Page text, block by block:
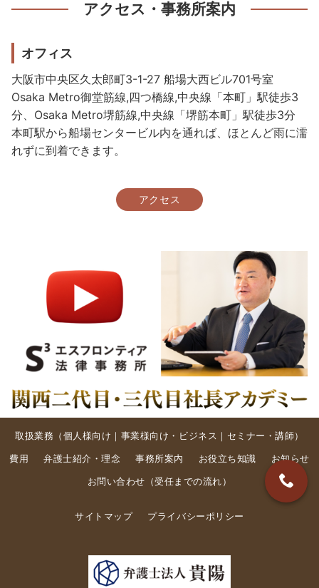
アクセス・事務所案内
オフィス
大阪市中央区久太郎町3-1-27 船場大西ビル701号室
Osaka Metro御堂筋線,四つ橋線,中央線「本町」駅徒歩3
分、Osaka Metro堺筋線,中央線「堺筋本町」駅徒歩3分
本町駅から船場センタービル内を通れば、ほとんど雨に濡
れずに到着できます。
アクセス
取扱業務（ 個人様向け ｜ 事業様向け・ビジネス ｜ セミナー・講師）
費用 弁護士紹介・理念 事務所案内 お役立ち知識 お知らせ
お問い合わせ （受任までの流れ ）
サイトマップ プライバシーポリシー